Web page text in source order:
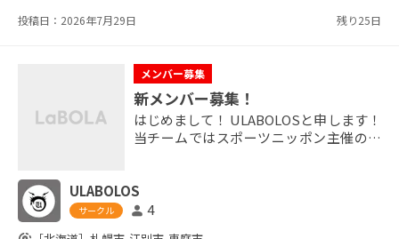
者の方も大歓迎です。 ・思いやりと協調
性がある方：ミスを責めず、お互いに声
投稿日：2026年7月29日 残り25日
メンバー募集
新メンバー募集！
はじめまして！ ULABOLOSと申します！
当チームではスポーツニッポン主催のリ
(月に2〜3試合) 活動地域は札幌市or恵庭
市です！ 経験不問！ 野球をやりたい気持
ULABOLOS
サークル person 4